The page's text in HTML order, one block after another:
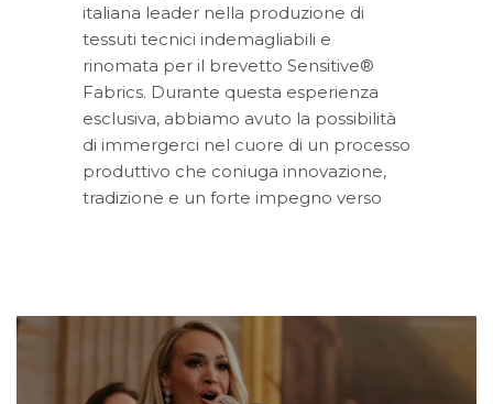
italiana leader nella produzione di
tessuti tecnici indemagliabili e
rinomata per il brevetto Sensitive®
Fabrics. Durante questa esperienza
esclusiva, abbiamo avuto la possibilità
di immergerci nel cuore di un processo
produttivo che coniuga innovazione,
tradizione e un forte impegno verso